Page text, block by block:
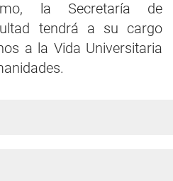
la Secretaría de
tendrá a su cargo
a la Vida Universitaria